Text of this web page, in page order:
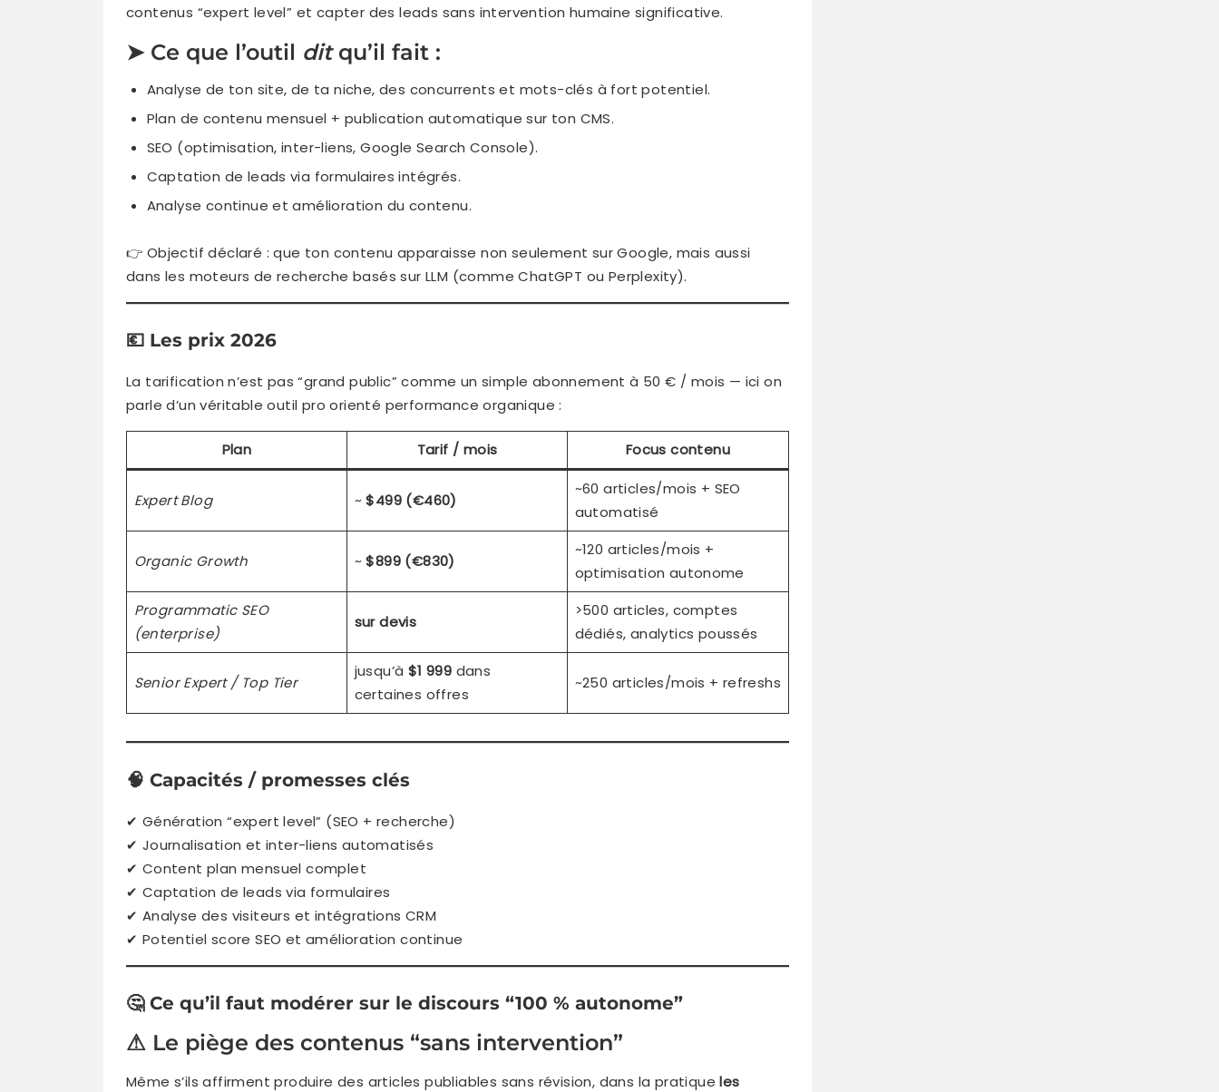
contenus “expert level” et capter des leads sans intervention humaine significative.
➤ Ce que l’outil ditqu’il fait :
Analyse de ton site, de ta niche, des concurrents et mots-clés à fort potentiel.
Plan de contenu mensuel + publication automatique sur ton CMS.
SEO (optimisation, inter-liens, Google Search Console).
Captation de leads via formulaires intégrés.
Analyse continue et amélioration du contenu.
👉 Objectif déclaré : que ton contenu apparaisse non seulement sur Google, mais aussi
dans les moteurs de recherche basés sur LLM (comme ChatGPT ou Perplexity).
💶 Les prix 2026
La tarification n’est pas “grand public” comme un simple abonnement à 50 € / mois — ici on
parle d’un véritable outil pro orienté performance organique :
Plan Tarif / mois Focus contenu
Expert Blog ~$499 (€460)
~60 articles/mois + SEO
automatisé
Organic Growth ~$899 (€830)
~120 articles/mois +
optimisation autonome
Programmatic SEO
(enterprise)
sur devis
>500 articles, comptes
dédiés, analytics poussés
Senior Expert / Top Tier
jusqu’à $1 999 dans
certaines offres
~250 articles/mois + refreshs
🧠 Capacités / promesses clés
✔ Génération “expert level” (SEO + recherche)
✔ Journalisation et inter-liens automatisés
✔ Content plan mensuel complet
✔ Captation de leads via formulaires
✔ Analyse des visiteurs et intégrations CRM
✔ Potentiel score SEO et amélioration continue
🤔 Ce qu’il faut modérer sur le discours “100 % autonome”
⚠ Le piège des contenus “sans intervention”
Même s’ils affirment produire des articles publiables sans révision, dans la pratiqueles